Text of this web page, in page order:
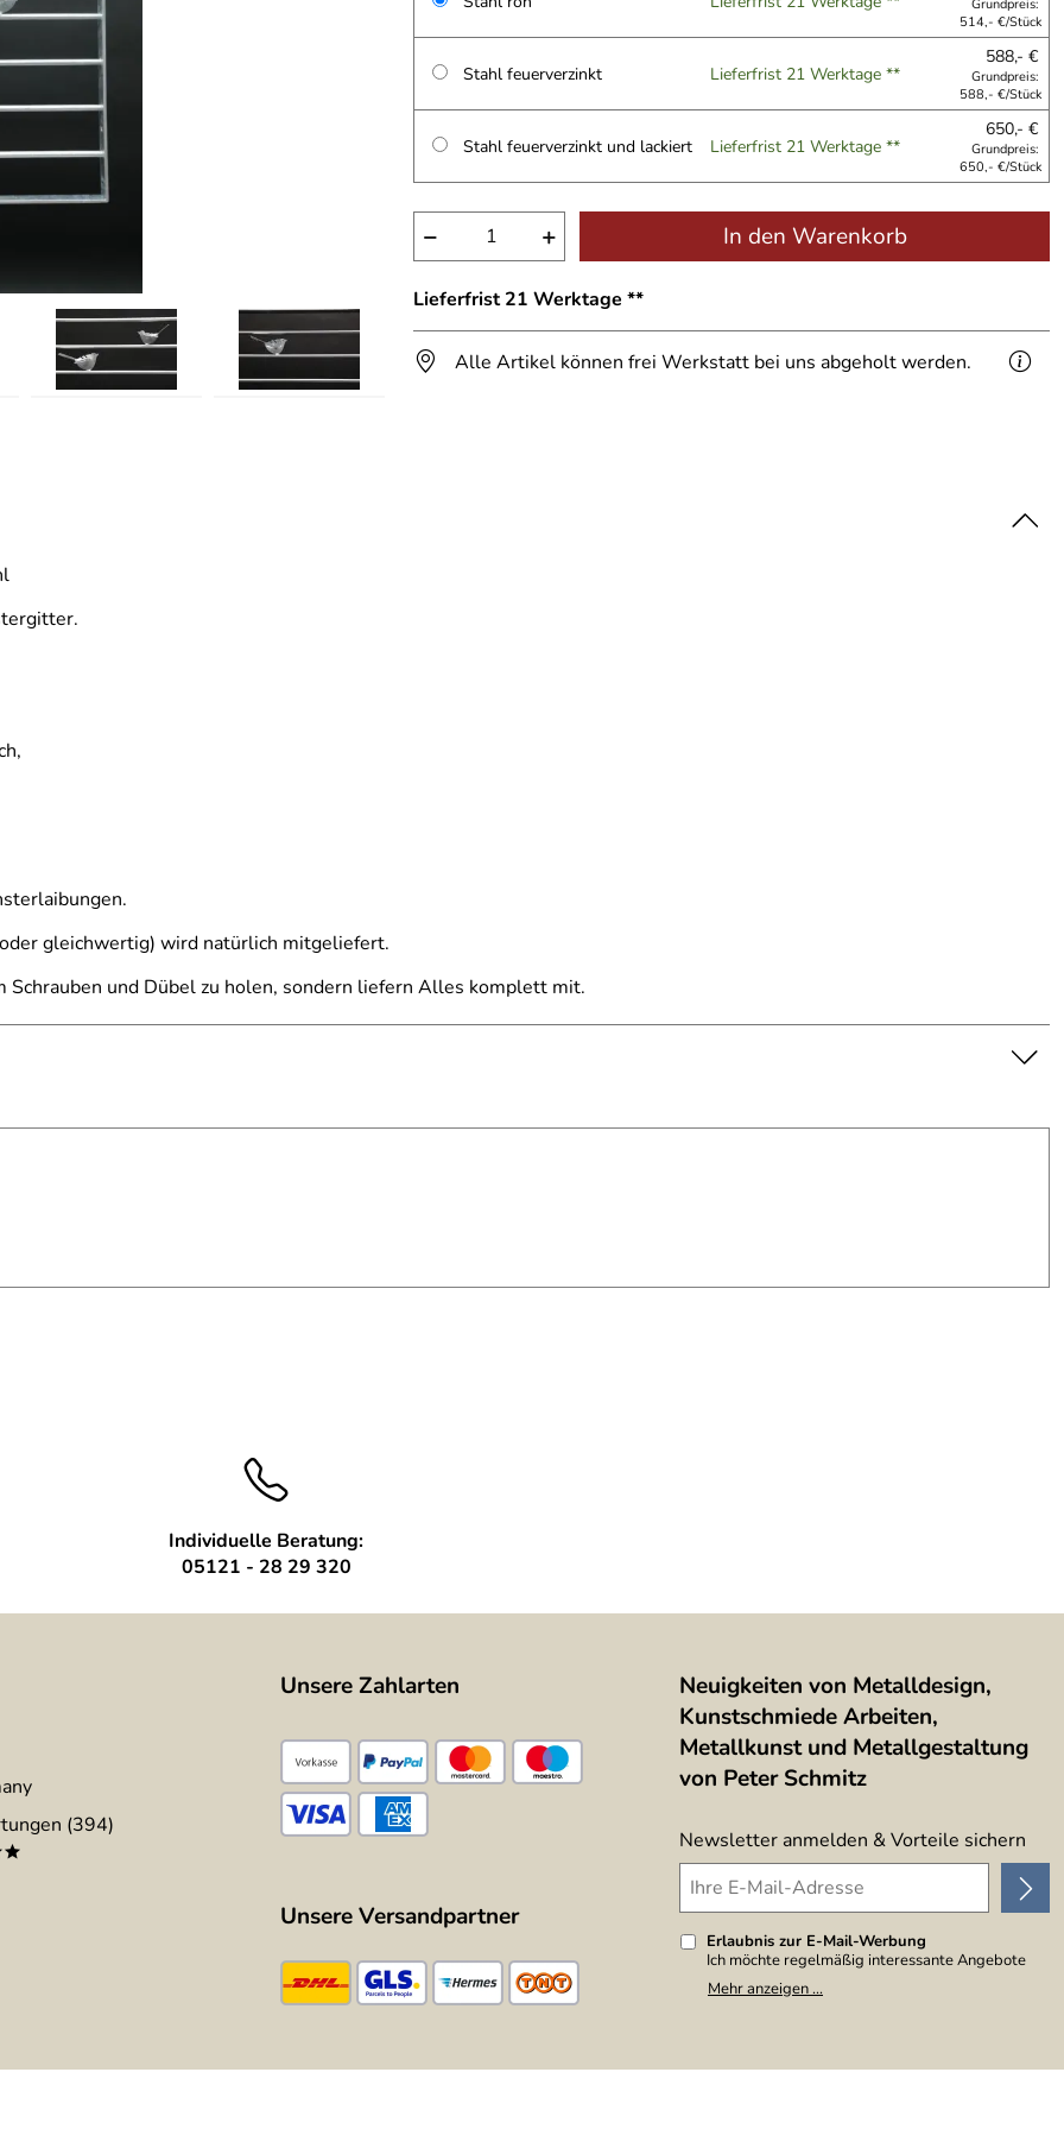
Grundpreis:
514,- €/Stück
Stahl feuerverzinkt Lieferfrist 21 Werktage **
588,- €
Grundpreis:
588,- €/Stück
Stahl feuerverzinkt und lackiert Lieferfrist 21 Werktage **
650,- €
Grundpreis:
650,- €/Stück
− + In den Warenkorb
Lieferfrist 21 Werktage **
Alle Artikel können frei Werkstatt bei uns abgeholt werden.
gleichwertig) wird natürlich mitgeliefert.
und Dübel zu holen, sondern liefern Alles komplett mit.
den Rahmen
Individuelle Beratung:
05121 - 28 29 320
(394)
Unsere Zahlarten
Unsere Versandpartner
Neuigkeiten von Metalldesign,
Kunstschmiede Arbeiten,
Metallkunst und Metallgestaltung
von Peter Schmitz
Newsletter anmelden & Vorteile sichern
Erlaubnis zur E-Mail-Werbung
Ich möchte regelmäßig interessante Angebote
per E-Mail erhalten. Meine E-Mail-Adresse wird
nicht an andere Unternehmen weitergegeben. Zu
welche konkrete Person geklickt hat. Diese
Mehr anzeigen ...